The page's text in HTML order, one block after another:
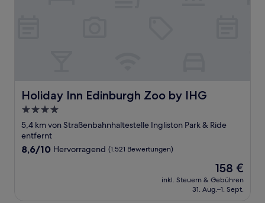
Holiday Inn Edinburgh Zoo by IHG
Holiday Inn Edinburgh Zoo by IHG
4.0-
Sterne-
Unterkunft
5,4 km von Straßenbahnhaltestelle Ingliston Park & Ride
entfernt
8.6
8,6/10 Hervorragend (1.521 Bewertungen)
Der
Preis
beträgt
158 €
inkl. Steuern & Gebühren
31. Aug.–1. Sept.